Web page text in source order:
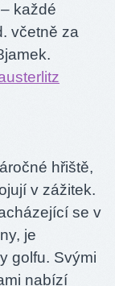
každé
včetně za
hřiště,
v zážitek.
se v
je
golfu. Svými
nabízí